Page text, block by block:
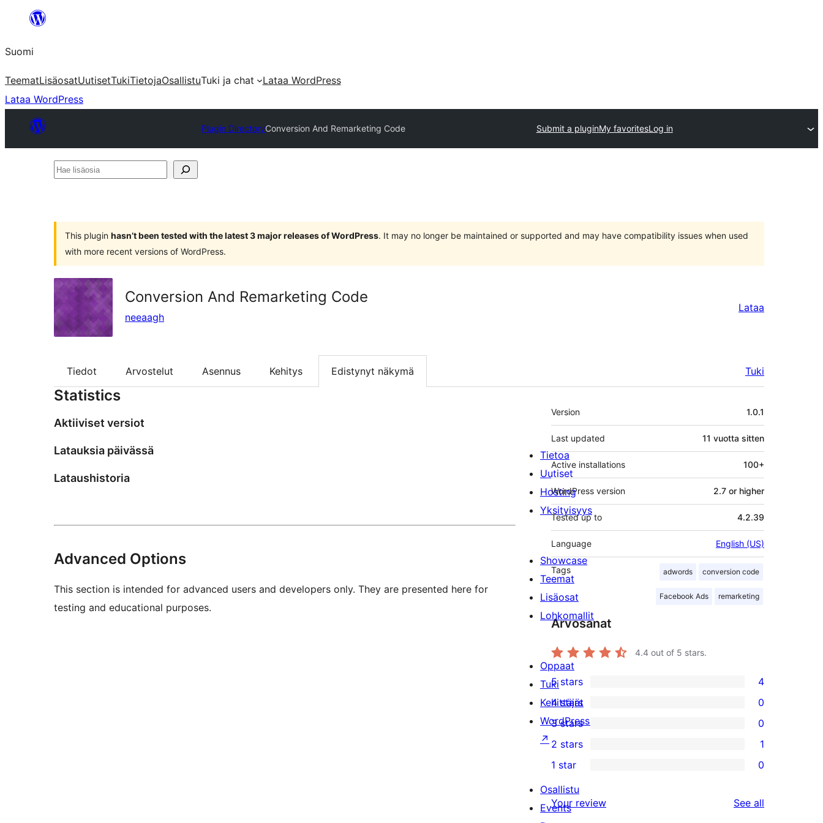
Suomi
TeematLisäosatUutisetTukiTietojaOsallistuTuki ja chat
Lataa WordPress
Lataa WordPress
Plugin DirectoryConversion And Remarketing Code Submit a pluginMy favoritesLog in
Hae
This plugin hasn’t been tested with the latest 3 major releases of WordPress. It may no longer be maintained or supported and may have compatibility issues when used
with more recent versions of WordPress.
Conversion And Remarketing Code
neeaagh
Lataa
Tiedot Arvostelut Asennus Kehitys Edistynyt näkymä Tuki
Statistics
Aktiiviset versiot
Latauksia päivässä
Lataushistoria
Advanced Options
This section is intended for advanced users and developers only. They are presented here for
testing and educational purposes.
Metatiedot
Version 1.0.1
Last updated 11 vuotta sitten
Active installations 100+
WordPress version 2.7 or higher
Tested up to 4.2.39
Language English (US)
Tags adwords conversion code
Facebook Ads remarketing
Arvosanat
4.4 out of 5 stars.
4
5-
star
reviews
5 stars 4
0
4-
star
reviews
4 stars 0
0
3-
star
reviews
3 stars 0
2-
star
review
2 stars 1
1-
star
1 star 0
Your review See all
Tietoa
Uutiset
Hosting
Yksityisyys
Showcase
Teemat
Lisäosat
Lohkomallit
Oppaat
Tuki
Kehittäjät
WordPress.tv
↗
Osallistu
Events